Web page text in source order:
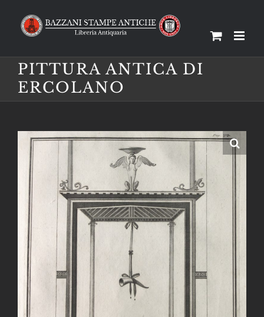
PITTURA ANTICA DI
ERCOLANO